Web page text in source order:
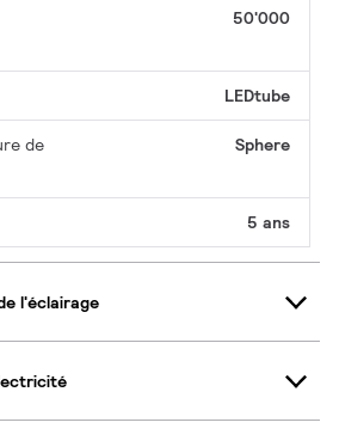
50'000
LEDtube
de
Sphere
5 ans
l'éclairage